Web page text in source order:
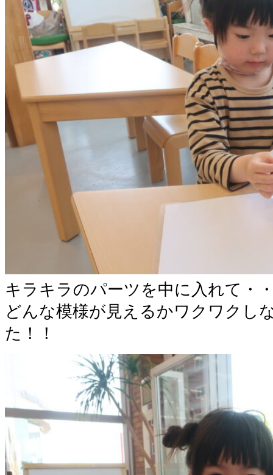
キラキラのパーツを中に入れて・
どんな模様が見えるかワクワクし
た！！